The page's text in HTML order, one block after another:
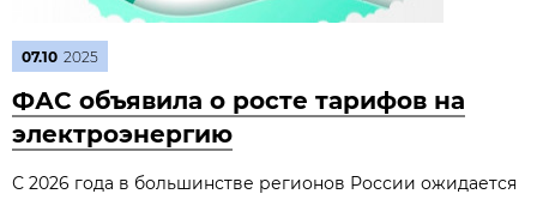
07.10 2025
ФАС объявила о росте тарифов на
электроэнергию
С 2026 года в большинстве регионов России ожидается